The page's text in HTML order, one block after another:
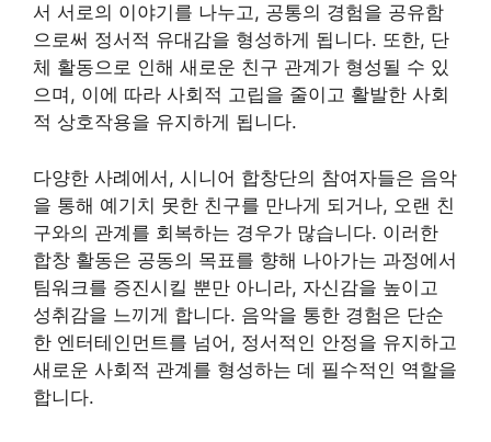
서 서로의 이야기를 나누고, 공통의 경험을 공유함
으로써 정서적 유대감을 형성하게 됩니다. 또한, 단
체 활동으로 인해 새로운 친구 관계가 형성될 수 있
으며, 이에 따라 사회적 고립을 줄이고 활발한 사회
적 상호작용을 유지하게 됩니다.
다양한 사례에서, 시니어 합창단의 참여자들은 음악
을 통해 예기치 못한 친구를 만나게 되거나, 오랜 친
구와의 관계를 회복하는 경우가 많습니다. 이러한
합창 활동은 공동의 목표를 향해 나아가는 과정에서
팀워크를 증진시킬 뿐만 아니라, 자신감을 높이고
성취감을 느끼게 합니다. 음악을 통한 경험은 단순
한 엔터테인먼트를 넘어, 정서적인 안정을 유지하고
새로운 사회적 관계를 형성하는 데 필수적인 역할을
합니다.